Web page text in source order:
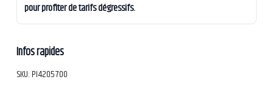
pour profiter de tarifs dégressifs.
Infos rapides
SKU:PI4205700